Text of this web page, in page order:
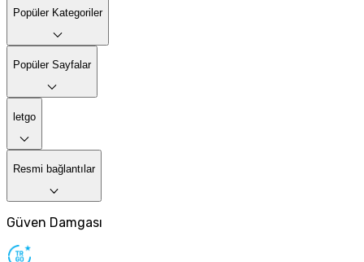
Popüler Kategoriler
Popüler Sayfalar
letgo
Resmi bağlantılar
Güven Damgası